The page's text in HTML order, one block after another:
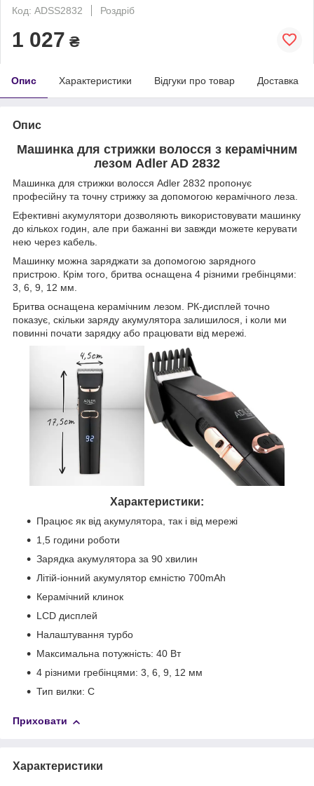
Код: ADSS2832
Роздріб
1 027 ₴
Опис Характеристики Відгуки про товар Доставка
Опис
Машинка для стрижки волосся з керамічним
лезом Adler AD 2832
Машинка для стрижки волосся Adler 2832 пропонує
професійну та точну стрижку за допомогою керамічного леза.
Ефективні акумулятори дозволяють використовувати машинку
до кількох годин, але при бажанні ви завжди можете керувати
нею через кабель.
Машинку можна заряджати за допомогою зарядного
пристрою. Крім того, бритва оснащена 4 різними гребінцями:
3, 6, 9, 12 мм.
Бритва оснащена керамічним лезом. РК-дисплей точно
показує, скільки заряду акумулятора залишилося, і коли ми
повинні почати зарядку або працювати від мережі.
Характеристики:
Працює як від акумулятора, так і від мережі
1,5 години роботи
Зарядка акумулятора за 90 хвилин
Літій-іонний акумулятор ємністю 700mAh
Керамічний клинок
LCD дисплей
Налаштування турбо
Максимальна потужність: 40 Вт
4 різними гребінцями: 3, 6, 9, 12 мм
Тип вилки: C
Приховати
Характеристики